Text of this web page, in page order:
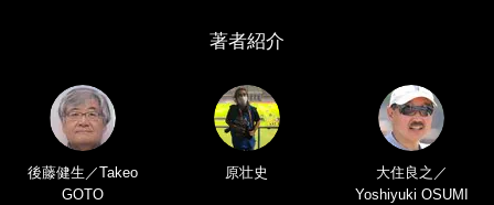
著者紹介
後藤健生／Takeo
GOTO
原壮史
大住良之／
Yoshiyuki OSUMI